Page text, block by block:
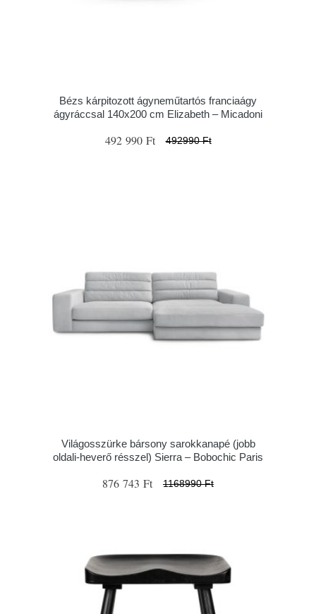
Bézs kárpitozott ágyneműtartós franciaágy
ágyráccsal 140x200 cm Elizabeth – Micadoni
492 990 Ft 492990 Ft
Világosszürke bársony sarokkanapé (jobb
oldali-heverő résszel) Sierra – Bobochic Paris
876 743 Ft 1168990 Ft